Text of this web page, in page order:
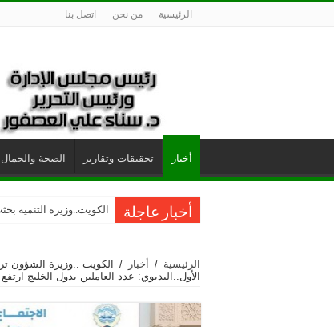
الرئيسية من نحن اتصل بنا
أخبار تحقيقات وتقارير الصحة والجمال
أخبار عاجلة الكويت..وزيرة التنمية
الرئيسية / أخبار /
الأول..البديوي: عدد العاملين بدول الخليج ارتفع من 27.9 مليوناً في عام 2020 إلى 34.9 مليوناً